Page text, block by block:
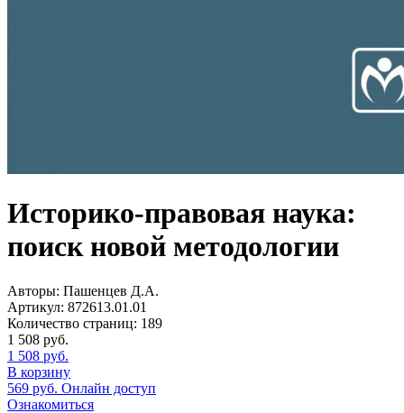
Историко-правовая наука:
поиск новой методологии
Авторы: Пашенцев Д.А.
Артикул: 872613.01.01
Количество страниц: 189
1 508 руб.
1 508 руб.
В корзину
569 руб. Онлайн доступ
Ознакомиться